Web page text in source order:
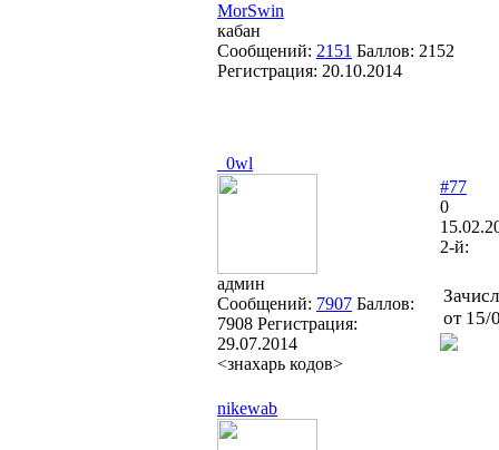
MorSwin
кабан
Сообщений: 2151 Баллов: 2152
Регистрация: 20.10.2014
_0wl
админ
Сообщений: 7907 Баллов:
7908 Регистрация:
29.07.2014
<знахарь кодов>
#77
0
2-й:
от 15/
nikewab